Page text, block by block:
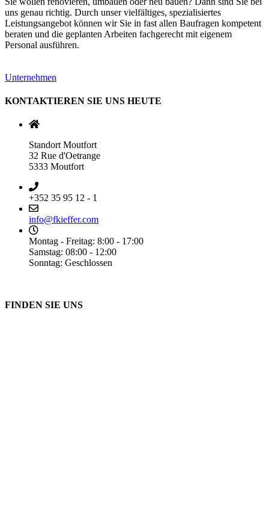
uns genau richtig. Durch unser vielfältiges, spezialisiertes
Leistungsangebot können wir Sie in fast allen Baufragen kompetent
beraten und die geplanten Arbeiten fachgerecht mit eigenem
Personal ausführen.
Unternehmen
KONTAKTIEREN SIE UNS HEUTE
Standort Moutfort
32 Rue d'Oetrange
5333 Moutfort
+352 35 95 12 - 1
info@fkieffer.com
Montag - Freitag: 8:00 - 17:00
Samstag: 08:00 - 12:00
Sonntag: Geschlossen
FINDEN SIE UNS